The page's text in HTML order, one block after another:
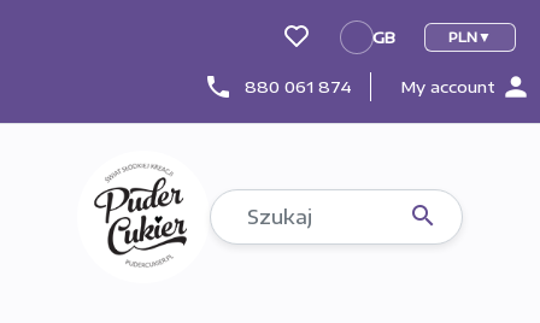
GB
GB PLN
phone 880 061 874 My account person
